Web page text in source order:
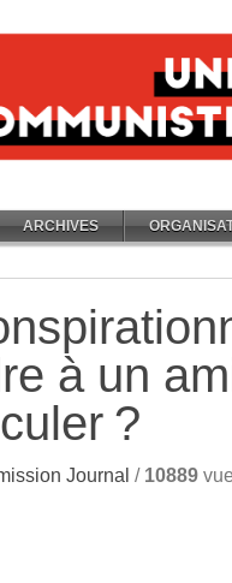
ARCHIVES
à un
?
Journal / 10889